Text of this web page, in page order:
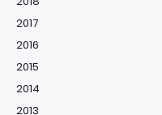
2017
2016
2015
2014
2013